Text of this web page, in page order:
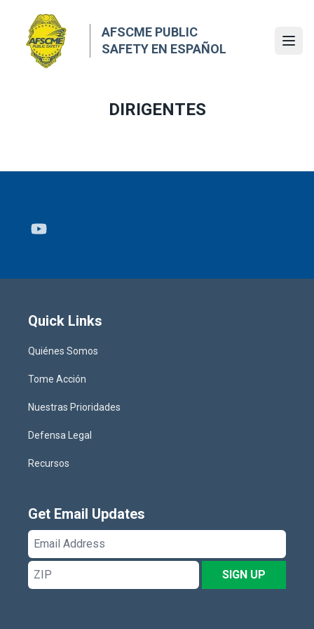
content
AFSCME PUBLIC
SAFETY EN ESPAÑOL
DIRIGENTES
Quick Links
Quiénes Somos
Tome Acción
Nuestras Prioridades
Defensa Legal
Recursos
Get Email Updates
Email
Address
ZIP
SIGN UP